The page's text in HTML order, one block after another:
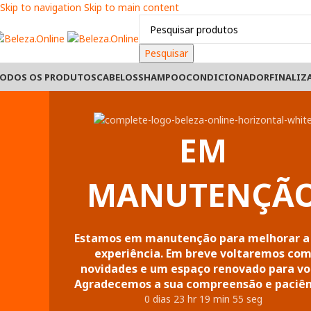
Skip to navigation Skip to main content
Pesquisar
OS PRODUTOSCABELOSSHAMPOOCONDICIONADOR
EM
Estamos em manutenção para melhorar
experiência. Em breve voltaremos com
novidades e um espaço renovado para
Agradecemos a sua compreensão e
0 dias 23 hr 19 min 55 seg